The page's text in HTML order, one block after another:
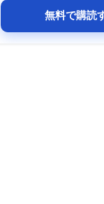
無料で購読